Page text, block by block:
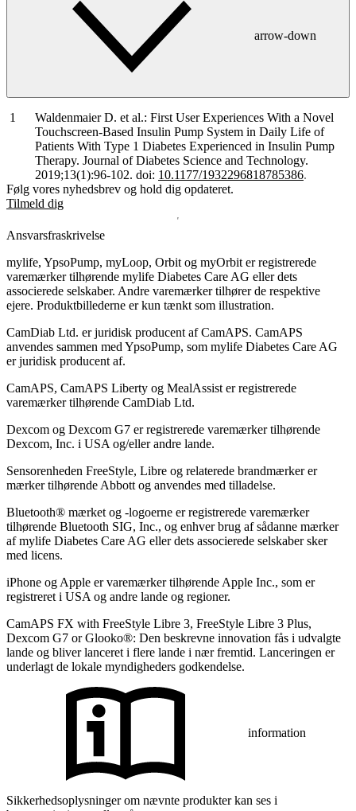
arrow-down
Waldenmaier D. et al.: First User Experiences With a Novel
Touchscreen-Based Insulin Pump System in Daily Life of
Patients With Type 1 Diabetes Experienced in Insulin Pump
Therapy. Journal of Diabetes Science and Technology.
2019;13(1):96-102. doi: 10.1177/1932296818785386.
Følg vores nyhedsbrev og hold dig opdateret.
Tilmeld dig
Ansvarsfraskrivelse
mylife, YpsoPump, myLoop, Orbit og myOrbit er registrerede
varemærker tilhørende mylife Diabetes Care AG eller dets
associerede selskaber. Andre varemærker tilhører de respektive
ejere. Produktbillederne er kun tænkt som illustration.
CamDiab Ltd. er juridisk producent af CamAPS. CamAPS
anvendes sammen med YpsoPump, som mylife Diabetes Care AG
er juridisk producent af.
CamAPS, CamAPS Liberty og MealAssist er registrerede
varemærker tilhørende CamDiab Ltd.
Dexcom og Dexcom G7 er registrerede varemærker tilhørende
Dexcom, Inc. i USA og/eller andre lande.
Sensorenheden FreeStyle, Libre og relaterede brandmærker er
mærker tilhørende Abbott og anvendes med tilladelse.
Bluetooth® mærket og -logoerne er registrerede varemærker
tilhørende Bluetooth SIG, Inc., og enhver brug af sådanne mærker
af mylife Diabetes Care AG eller dets associerede selskaber sker
med licens.
iPhone og Apple er varemærker tilhørende Apple Inc., som er
registreret i USA og andre lande og regioner.
CamAPS FX with FreeStyle Libre 3, FreeStyle Libre 3 Plus,
Dexcom G7 or Glooko®: Den beskrevne innovation fås i udvalgte
lande og bliver lanceret i flere lande i nær fremtid. Lanceringen er
underlagt de lokale myndigheders godkendelse.
information
Sikkerhedsoplysninger om nævnte produkter kan ses i